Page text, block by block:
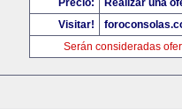
Precio:
Realizar una
Visitar!
Serán consideradas